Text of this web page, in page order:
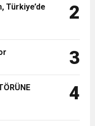
Türkiye’de
2
3
4